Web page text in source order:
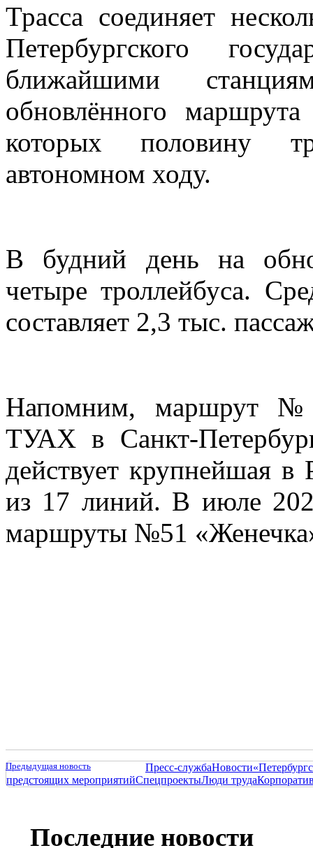
Трасса соединяет
Петербургского
ближайшими
обновлённого
которых половину
автономном ходу.
В будний день на
четыре троллейбуса.
составляет 2,3 тыс.
Напомним, маршрут
ТУАХ в Санкт-
действует крупнейшая
из 17 линий. В июле
маршруты №51
Предыдущая новость Пресс-службаНовости
предстоящих мероприятийСпецпроектыЛюди труда
Последние новости